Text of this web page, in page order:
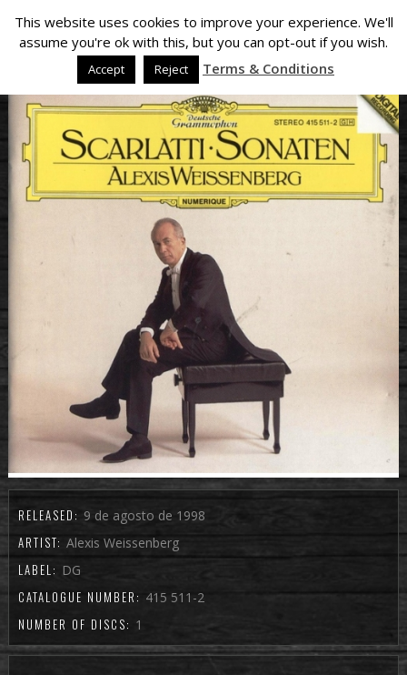
RELEASED: 9 de agosto de 1998
ARTIST: Alexis Weissenberg
LABEL: DG
CATALOGUE NUMBER: 415 511-2
NUMBER OF DISCS: 1
This website uses cookies to improve your experience. We'll
assume you're ok with this, but you can opt-out if you wish.
Accept Reject Terms & Conditions